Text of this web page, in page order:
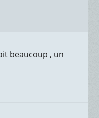
beaucoup , un